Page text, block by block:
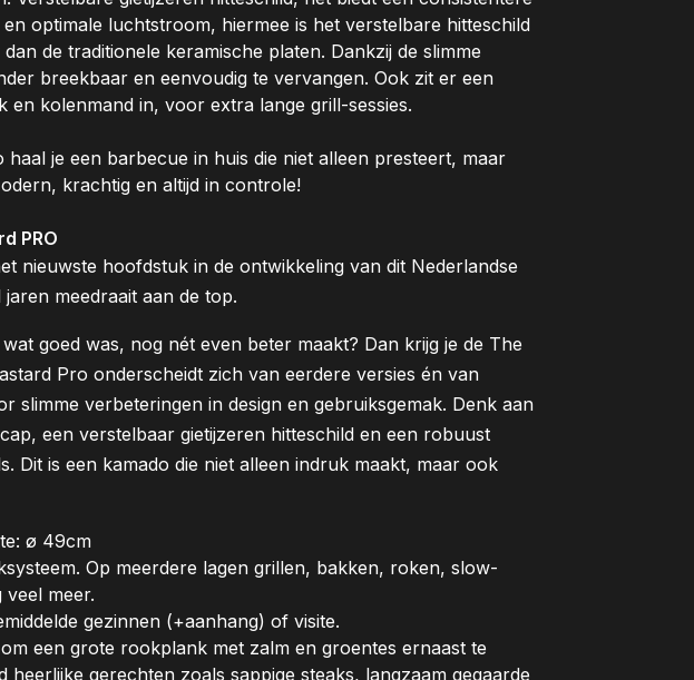
optimale luchtstroom, hiermee is het verstelbare hitteschild
de traditionele keramische platen. Dankzij de slimme
breekbaar en eenvoudig te vervangen. Ook zit er een
en kolenmand in, voor extra lange grill-sessies.
haal je een barbecue in huis die niet alleen presteert, maar
krachtig en altijd in controle!
PRO
nieuwste hoofdstuk in de ontwikkeling van dit Nederlandse
meedraait aan de top.
goed was, nog nét even beter maakt? Dan krijg je de The
Pro onderscheidt zich van eerdere versies én van
slimme verbeteringen in design en gebruiksgemak. Denk aan
een verstelbaar gietijzeren hitteschild en een robuust
Dit is een kamado die niet alleen indruk maakt, maar ook
ø 49cm
Op meerdere lagen grillen, bakken, roken, slow-
meer.
gezinnen (+aanhang) of visite.
een grote rookplank met zalm en groentes ernaast te
heerlijke gerechten zoals sappige steaks, langzaam gegaarde